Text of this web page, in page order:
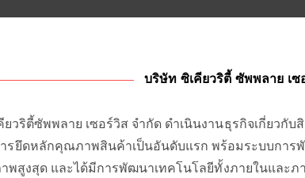
บริษัท ซิเคียวริตี้ ซัพพลาย เ
วริตี้ซัพพลาย เซอร์วิส จำกัด ดำเนินงานธุรกิจเกี่ยว
รยึดหลักคุณภาพสินค้าเป็นอันดับแรก พร้อมระบบกา
พสูงสุด และได้มีการพัฒนาเทคโนโลยีทั้งภายในและ